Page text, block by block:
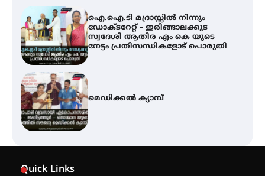
മെഡിക്കൽ ക്യാമ്പ്
സെന്റ് ജോസഫ്സ് കോളജ്
കോമേഴ്‌സ് അസോസിയേഷന്
തുടക്കമായി
Quick Links